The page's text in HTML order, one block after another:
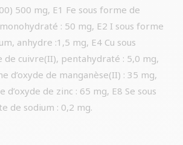
500 mg, E1 Fe sous forme de
: 50 mg, E2 I sous forme
anhydre :1,5 mg, E4 Cu sous
cuivre(II), pentahydraté : 5,0 mg,
d’oxyde de manganèse(II) : 35 mg,
d’oxyde de zinc : 65 mg, E8 Se sous
de sodium : 0,2 mg.